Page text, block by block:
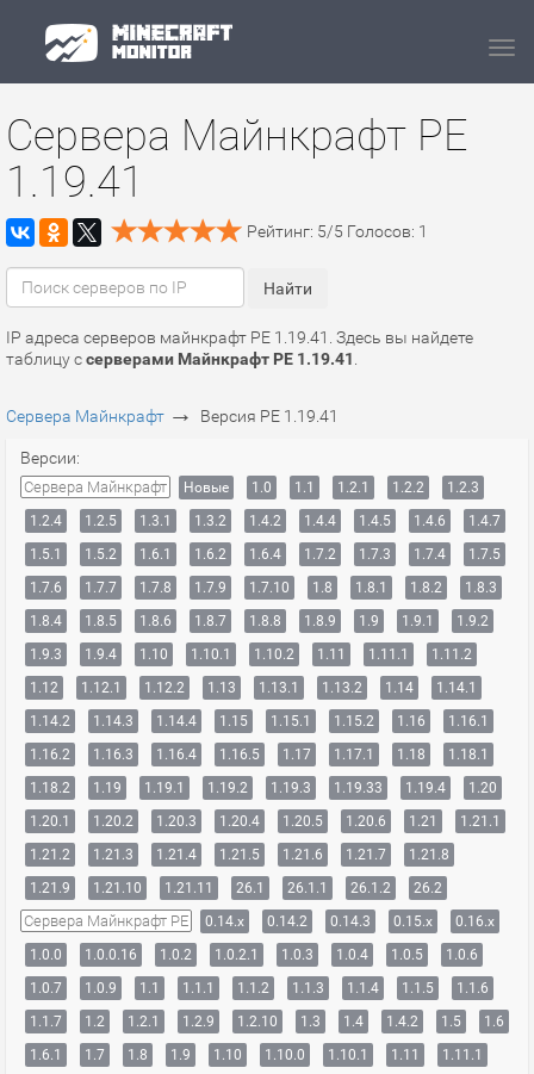
Сервера Майнкрафт PE
1.19.41
Рейтинг: 5/5 Голосов: 1
IP адреса серверов майнкрафт PE 1.19.41. Здесь вы найдете
таблицу ссерверами Майнкрафт PE 1.19.41
Сервера Майнкрафт → Версия PE 1.19.41
Версии:
Сервера Майнкрафт Новые 1.0 1.1 1.2.1 1.2.2
1.2.3
1.2.4
1.2.5 1.3.1 1.3.2 1.4.2 1.4.4 1.4.5 1.4.6
1.4.7
1.5.1
1.5.2 1.6.1 1.6.2 1.6.4 1.7.2 1.7.3 1.7.4
1.7.5
1.7.6
1.7.7 1.7.8 1.7.9 1.7.10 1.8 1.8.1 1.8.2
1.8.3
1.8.4
1.8.5 1.8.6 1.8.7 1.8.8 1.8.9 1.9 1.9.1
1.9.2
1.9.3
1.9.4 1.10 1.10.1 1.10.2 1.11 1.11.1
1.11.2
1.12
1.12.1 1.12.2 1.13 1.13.1 1.13.2 1.14
1.14.1
1.14.2
1.14.3 1.14.4 1.15 1.15.1 1.15.2 1.16
1.16.1
1.16.2
1.16.3 1.16.4 1.16.5 1.17 1.17.1 1.18
1.18.1
1.18.2
1.19 1.19.1 1.19.2 1.19.3 1.19.33 1.19.4
1.20
1.20.1
1.20.2 1.20.3 1.20.4 1.20.5 1.20.6 1.21
1.21.1
1.21.2
1.21.3 1.21.4 1.21.5 1.21.6 1.21.7
1.21.8
1.21.9
1.21.10 1.21.11 26.1 26.1.1 26.1.2 26.2
Сервера Майнкрафт PE 0.14.x 0.14.2 0.14.3 0.15.x
0.16.x
1.0.0
1.0.0.16 1.0.2 1.0.2.1 1.0.3 1.0.4 1.0.5
1.0.6
1.0.7
1.0.9 1.1 1.1.1 1.1.2 1.1.3 1.1.4 1.1.5
1.1.6
1.1.7
1.2 1.2.1 1.2.9 1.2.10 1.3 1.4 1.4.2 1.5
1.6
1.6.1
1.7 1.8 1.9 1.10 1.10.0 1.10.1 1.11
1.11.1